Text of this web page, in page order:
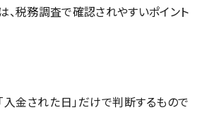
、税務調査で確認されやすいポイント
入金された日」だけで判断するもので